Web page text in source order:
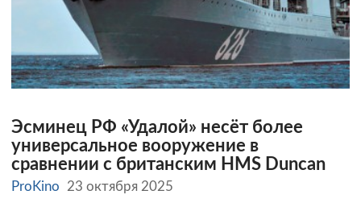
Эсминец РФ «Удалой» несёт более
универсальное вооружение в
сравнении с британским HMS Duncan
ProKino
23 октября 2025